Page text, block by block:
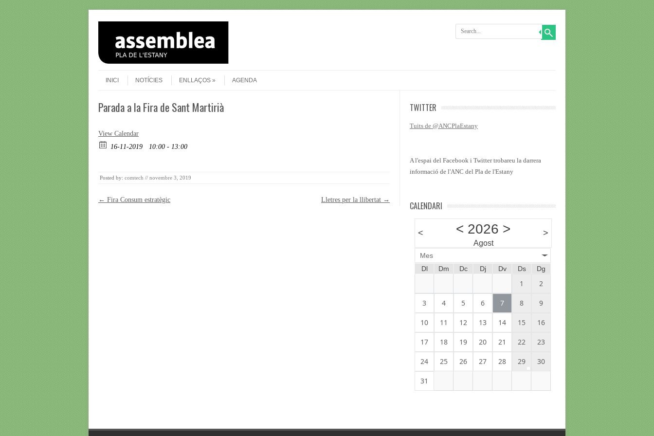
Menu
INICI
NOTÍCIES ENLLAÇOS AGENDA
Parada a la Fira de Sant Martirià
View Calendar
16-11-2019
10:00 - 13:00
Posted by: comtech // novembre 3, 2019
Post navigation
← Fira Consum estratègic Lletres per la llibertat →
TWITTER
Tuits de @ANCPlaEstany
A l'espai del Facebook i Twitter trobareu la darrera
informació de l'ANC del Pla de l'Estany
CALENDARI
< < 2026 >
Agost
>
Mes
Dl
Dm Dc Dj Dv Ds Dg
1 2
3 4 5 6 7 8 9
10 11 12 13 14 15 16
17 18 19 20 21 22 23
24 25 26 27 28 29 30
31